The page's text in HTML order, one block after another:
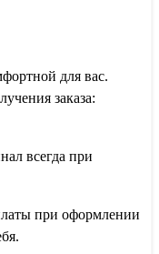
для вас.
заказа:
всегда при
при оформлении